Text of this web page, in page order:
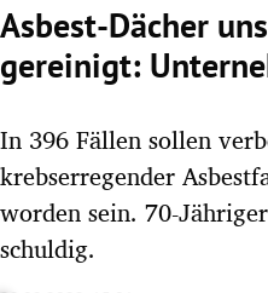
Untermenü
Untermenü
Asbest-Dächer
gereinigt:
In 396 Fällen sollen
krebserregender
worden sein. 70-
schuldig.